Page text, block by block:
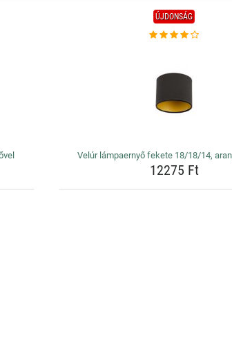
ÚJDONSÁG
Velúr lámpaernyő fekete 18/18/14,
12275 Ft